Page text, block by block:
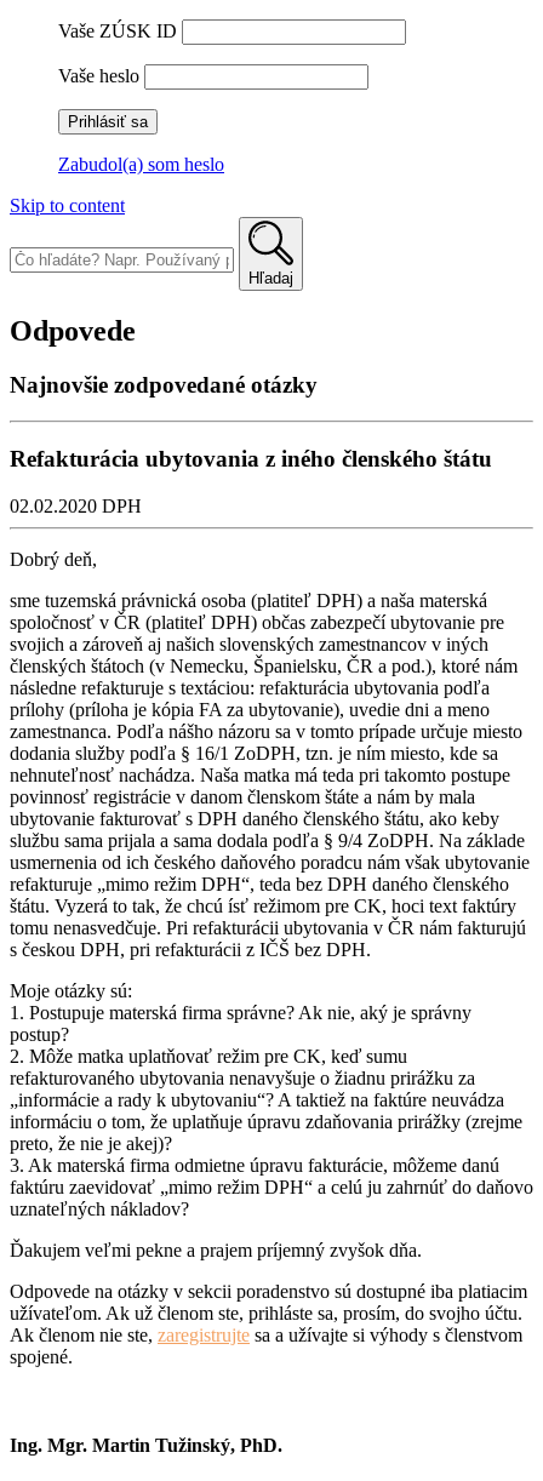
Vaše ZÚSK ID
Vaše heslo
Zabudol(a) som heslo
Skip to content
Hľadaj
Odpovede
Najnovšie zodpovedané otázky
Refakturácia ubytovania z iného členského štátu
02.02.2020 DPH
Dobrý deň,
sme tuzemská právnická osoba (platiteľ DPH) a naša materská
spoločnosť v ČR (platiteľ DPH) občas zabezpečí ubytovanie pre
svojich a zároveň aj našich slovenských zamestnancov v iných
členských štátoch (v Nemecku, Španielsku, ČR a pod.), ktoré nám
následne refakturuje s textáciou: refakturácia ubytovania podľa
prílohy (príloha je kópia FA za ubytovanie), uvedie dni a meno
zamestnanca. Podľa nášho názoru sa v tomto prípade určuje miesto
dodania služby podľa § 16/1 ZoDPH, tzn. je ním miesto, kde sa
nehnuteľnosť nachádza. Naša matka má teda pri takomto postupe
povinnosť registrácie v danom členskom štáte a nám by mala
ubytovanie fakturovať s DPH daného členského štátu, ako keby
službu sama prijala a sama dodala podľa § 9/4 ZoDPH. Na základe
usmernenia od ich českého daňového poradcu nám však ubytovanie
refakturuje „mimo režim DPH“, teda bez DPH daného členského
štátu. Vyzerá to tak, že chcú ísť režimom pre CK, hoci text faktúry
tomu nenasvedčuje. Pri refakturácii ubytovania v ČR nám fakturujú
s českou DPH, pri refakturácii z IČŠ bez DPH.
Moje otázky sú:
1. Postupuje materská firma správne? Ak nie, aký je správny
postup?
2. Môže matka uplatňovať režim pre CK, keď sumu
refakturovaného ubytovania nenavyšuje o žiadnu prirážku za
„informácie a rady k ubytovaniu“? A taktiež na faktúre neuvádza
informáciu o tom, že uplatňuje úpravu zdaňovania prirážky (zrejme
preto, že nie je akej)?
3. Ak materská firma odmietne úpravu fakturácie, môžeme danú
faktúru zaevidovať „mimo režim DPH“ a celú ju zahrnúť do daňovo
uznateľných nákladov?
Ďakujem veľmi pekne a prajem príjemný zvyšok dňa.
Odpovede na otázky v sekcii poradenstvo sú dostupné iba platiacim
užívateľom. Ak už členom ste, prihláste sa, prosím, do svojho účtu.
Ak členom nie ste, zaregistrujte sa a užívajte si výhody s členstvom
spojené.
Ing. Mgr. Martin Tužinský, PhD.